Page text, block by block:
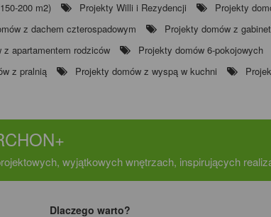
200 m2) Projekty Willi i Rezydencji Projekty
z dachem czterospadowym Projekty domów z
z apartamentem rodziców Projekty domów 6-pokojowych
z pralnią Projekty domów z wyspą w kuchni
wyjątkowych wnętrzach, inspirujących
Dlaczego warto?